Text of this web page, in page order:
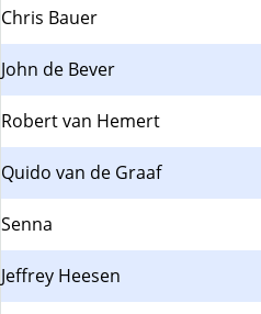
Chris Bauer
John de Bever
Robert van Hemert
Quido van de Graaf
Senna
Jeffrey Heesen